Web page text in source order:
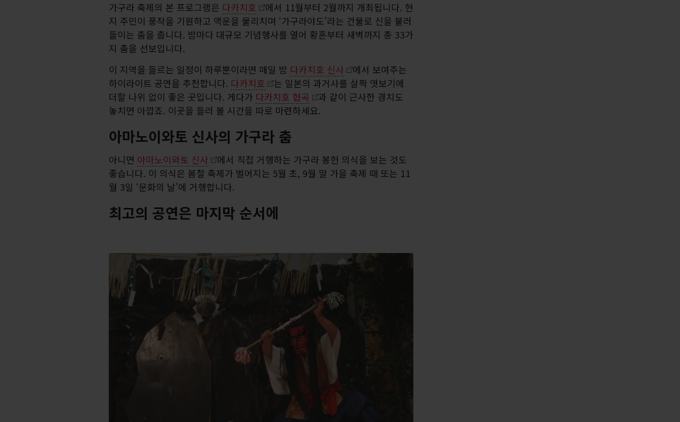
가구라 축제의 본 프로그램은 다카치호
에서 11월부터 2월까지 개최됩니다. 현
지 주민이 풍작을 기원하고 액운을 물리치며 ‘가구라야도'라는 건물로 신을 불러
들이는 춤을 춥니다. 밤마다 대규모 기념행사를 열어 황혼부터 새벽까지 총 33가
지 춤을 선보입니다.
이 지역을 들르는 일정이 하루뿐이라면 매일 밤 다카치호 신사
에서 보여주는
하이라이트 공연을 추천합니다. 다카치호
는 일본의 과거사를 살짝 엿보기에
더할 나위 없이 좋은 곳입니다. 게다가 다카치호 협곡
과 같이 근사한 경치도
놓치면 아깝죠. 이곳을 들러 볼 시간을 따로 마련하세요.
아마노이와토 신사의 가구라 춤
아니면 아마노이와토 신사
에서 직접 거행하는 가구라 봉헌 의식을 보는 것도
좋습니다. 이 의식은 봄철 축제가 벌어지는 5월 초, 9월 말 가을 축제 때 또는 11
월 3일 ‘문화의 날'에 거행합니다.
최고의 공연은 마지막 순서에